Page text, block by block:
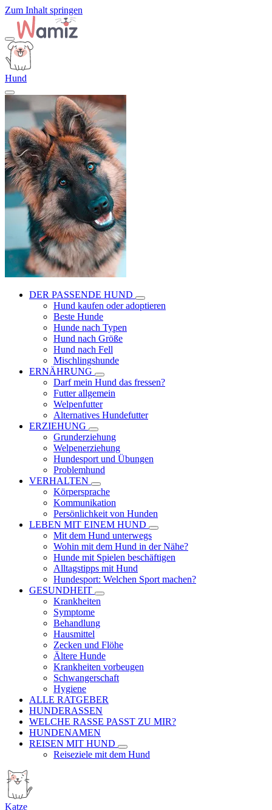
Zum Inhalt springen
Hund
DER PASSENDE HUND
Hund kaufen oder adoptieren
Beste Hunde
Hunde nach Typen
Hund nach Größe
Hund nach Fell
Mischlingshunde
ERNÄHRUNG
Darf mein Hund das fressen?
Futter allgemein
Welpenfutter
Alternatives Hundefutter
ERZIEHUNG
Grunderziehung
Welpenerziehung
Hundesport und Übungen
Problemhund
VERHALTEN
Körpersprache
Kommunikation
Persönlichkeit von Hunden
LEBEN MIT EINEM HUND
Mit dem Hund unterwegs
Wohin mit dem Hund in der Nähe?
Hunde mit Spielen beschäftigen
Alltagstipps mit Hund
Hundesport: Welchen Sport machen?
GESUNDHEIT
Krankheiten
Symptome
Behandlung
Hausmittel
Zecken und Flöhe
Ältere Hunde
Krankheiten vorbeugen
Schwangerschaft
Hygiene
ALLE RATGEBER
HUNDERASSEN
WELCHE RASSE PASST ZU MIR?
HUNDENAMEN
REISEN MIT HUND
Reiseziele mit dem Hund
Katze